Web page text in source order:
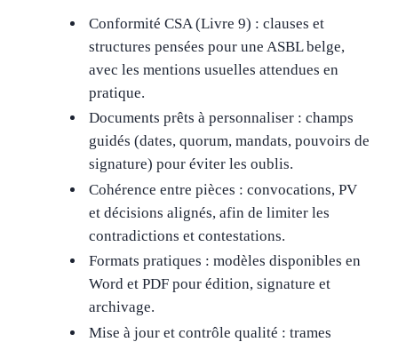
Conformité CSA (Livre 9) : clauses et
structures pensées pour une ASBL belge,
avec les mentions usuelles attendues en
pratique.
Documents prêts à personnaliser : champs
guidés (dates, quorum, mandats, pouvoirs de
signature) pour éviter les oublis.
Cohérence entre pièces : convocations, PV
et décisions alignés, afin de limiter les
contradictions et contestations.
Formats pratiques : modèles disponibles en
Word et PDF pour édition, signature et
archivage.
Mise à jour et contrôle qualité : trames